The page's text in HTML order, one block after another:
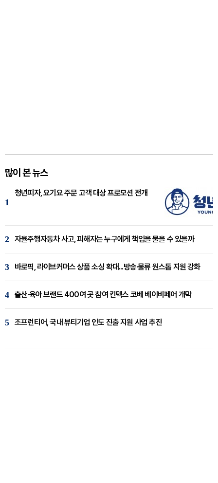
많이 본 뉴스
1
청년피자, 요기요 주문 고객 대상 프로모션 전개
2 자율주행자동차 사고, 피해자는 누구에게 책임을 물을 수 있을까
3 바로픽, 라이브커머스 상품 소싱 확대...방송·물류 원스톱 지원 강화
4 출산·육아 브랜드 400여 곳 참여 킨텍스 코베 베이비페어 개막
5 조프런티어, 국내 뷰티기업 인도 진출 지원 사업 추진